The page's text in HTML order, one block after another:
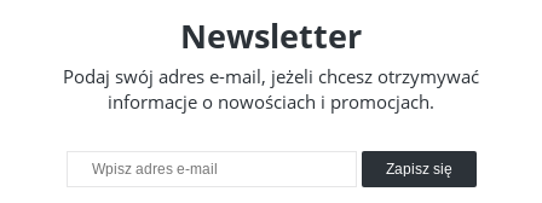
Newsletter
Podaj swój adres e-mail, jeżeli chcesz otrzymywać
informacje o nowościach i promocjach.
Zapisz się